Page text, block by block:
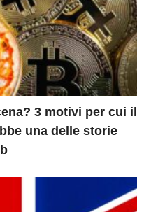
3 motivi per cui il
una delle storie